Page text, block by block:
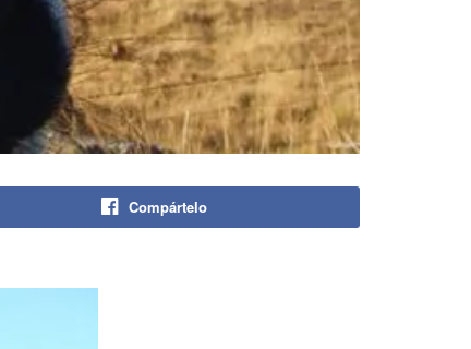
Compártelo